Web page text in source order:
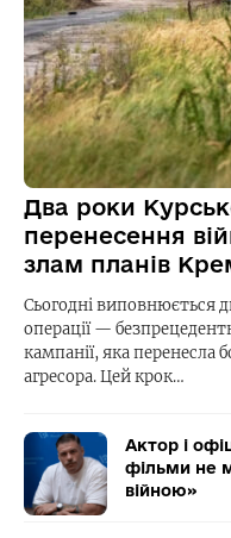
Два роки
перенесення
злам планів
Сьогодні виповнюється
операції —
кампанії, яка перенесла
агресора. Цей крок…
Актор і
фільми не
війною»